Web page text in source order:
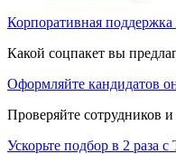
Корпоративная поддержка
Какой соцпакет вы
Оформляйте кандидатов
Проверяйте сотрудников
Ускорьте подбор в 2 раза с